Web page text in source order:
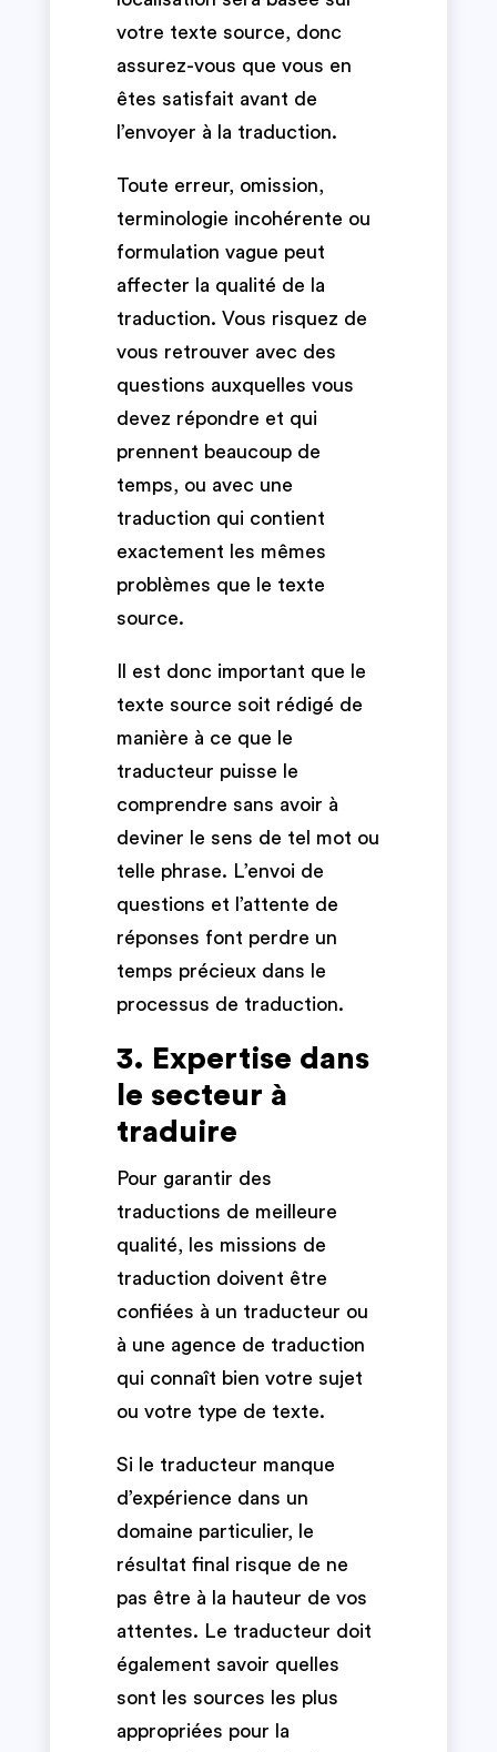
votre texte source, donc
assurez-vous que vous en
êtes satisfait avant de
l’envoyer à la traduction.
Toute erreur, omission,
terminologie incohérente ou
formulation vague peut
affecter la qualité de la
traduction. Vous risquez de
vous retrouver avec des
questions auxquelles vous
devez répondre et qui
prennent beaucoup de
temps, ou avec une
traduction qui contient
exactement les mêmes
problèmes que le texte
source.
Il est donc important que le
texte source soit rédigé de
manière à ce que le
traducteur puisse le
comprendre sans avoir à
deviner le sens de tel mot ou
telle phrase. L’envoi de
questions et l’attente de
réponses font perdre un
temps précieux dans le
processus de traduction.
3. Expertise dans
le secteur à
traduire
Pour garantir des
traductions de meilleure
qualité, les missions de
traduction doivent être
confiées à un traducteur ou
à une agence de traduction
qui connaît bien votre sujet
ou votre type de texte.
Si le traducteur manque
d’expérience dans un
domaine particulier, le
résultat final risque de ne
pas être à la hauteur de vos
attentes. Le traducteur doit
également savoir quelles
sont les sources les plus
appropriées pour la